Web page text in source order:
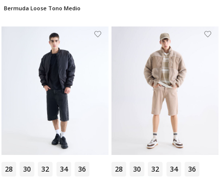
Bermuda Loose Tono Medio
28 30 32 34 36 28 30 32 34 36